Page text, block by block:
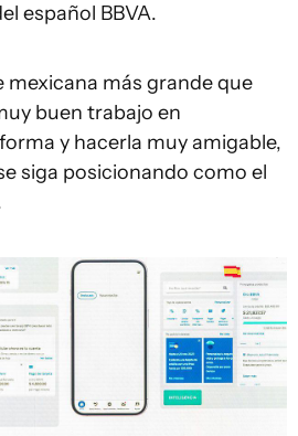
español BBVA.
mexicana más grande que
buen trabajo en
y hacerla muy amigable,
siga posicionando como el